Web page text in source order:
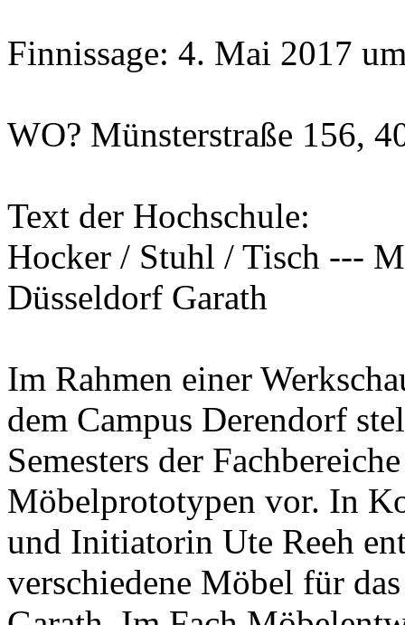
Finnissage: 4. Mai 2017
WO? Münsterstraße 156,
Text der Hochschule:
Hocker / Stuhl / Tisch ---
Düsseldorf Garath
Im Rahmen einer
dem Campus Derendorf
Semesters der
Möbelprototypen vor. In
und Initiatorin Ute Reeh
verschiedene Möbel für